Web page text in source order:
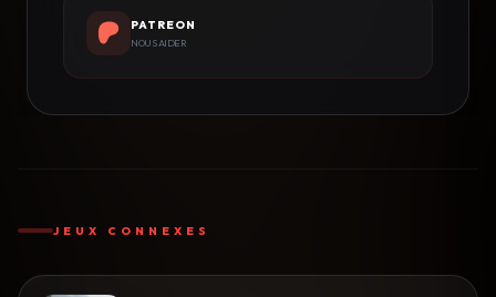
PATREON
NOUS AIDER
JEUX CONNEXES